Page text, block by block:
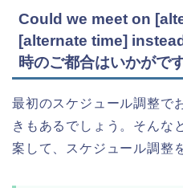
Could we meet on
[alternate time]
時のご都合はいかがで
最初のスケジュール調整で
きもあるでしょう。そんな
案して、スケジュール調整